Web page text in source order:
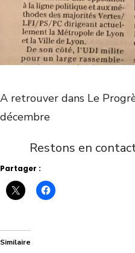
A retrouver dans Le
décembre
Restons en
Partager :
Similaire